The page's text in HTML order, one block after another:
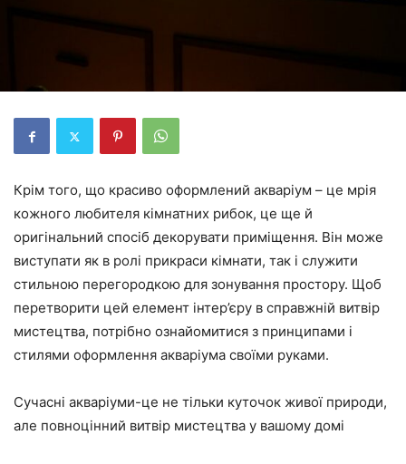
Крім того, що красиво оформлений акваріум – це мрія
кожного любителя кімнатних рибок, це ще й
оригінальний спосіб декорувати приміщення. Він може
виступати як в ролі прикраси кімнати, так і служити
стильною перегородкою для зонування простору. Щоб
перетворити цей елемент інтер’єру в справжній витвір
мистецтва, потрібно ознайомитися з принципами і
стилями оформлення акваріума своїми руками.
Сучасні акваріуми-це не тільки куточок живої природи,
але повноцінний витвір мистецтва у вашому домі